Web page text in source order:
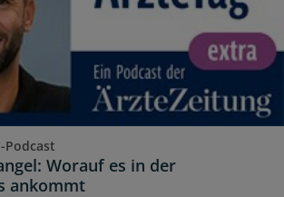
Podcast
Worauf es in der
ankommt